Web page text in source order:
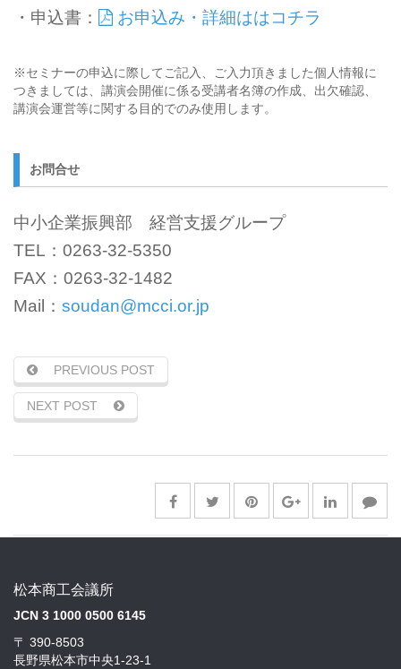
・申込書：
お申込み・詳細ははコチラ
※セミナーの申込に際してご記入、ご入力頂きました個人情報に
つきましては、講演会開催に係る受講者名簿の作成、出欠確認、
講演会運営等に関する目的でのみ使用します。
お問合せ
中小企業振興部 経営支援グループ
TEL：0263-32-5350
FAX：0263-32-1482
Mail： soudan@mcci.or.jp
PREVIOUS POST
NEXT POST
松本商工会議所
JCN 3 1000 0500 6145
〒 390-8503
長野県松本市中央1-23-1